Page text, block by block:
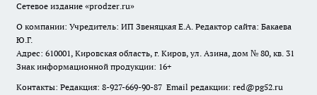
Сетевое издание «prodzer.ru»
О компании: Учредитель: ИП Звеняцкая Е.А. Редактор сайта: Бакаева
Ю.Г.
Адрес: 610001, Кировская область, г. Киров, ул. Азина, дом № 80, кв. 31
Знак информационной продукции: 16+
Контакты: Редакция: 8-927-669-90-87 Email редакции: red@pg52.ru